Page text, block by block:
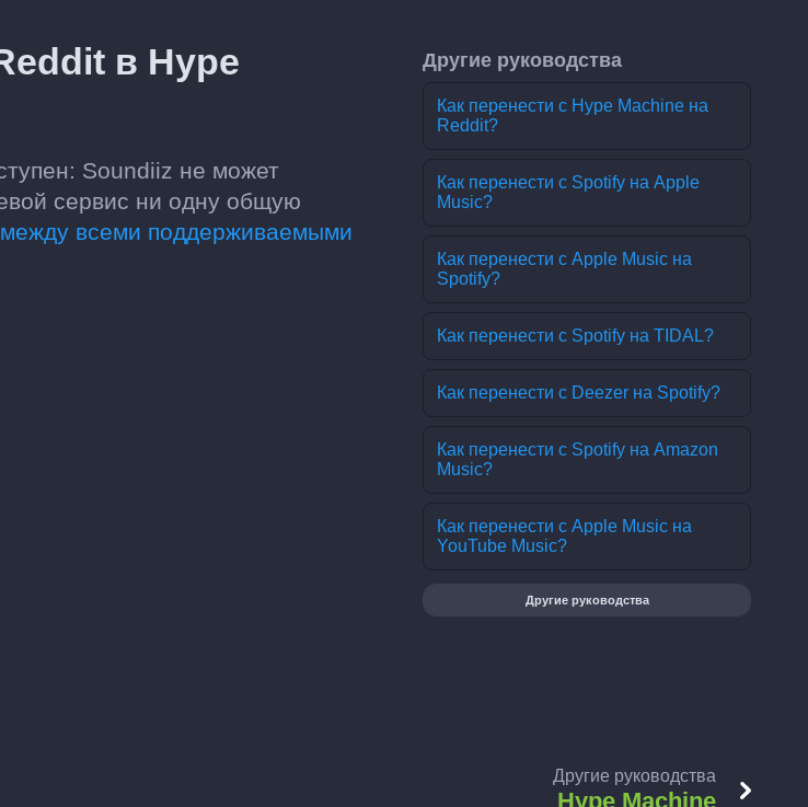
в Hype
Soundiiz не может
сервис ни одну общую
всеми поддерживаемыми
Другие руководства
Как перенести с Hype Machine на
Reddit?
Как перенести с Spotify на Apple
Music?
Как перенести с Apple Music на
Spotify?
Как перенести с Spotify на TIDAL?
Как перенести с Deezer на Spotify?
Как перенести с Spotify на Amazon
Music?
Как перенести с Apple Music на
YouTube Music?
Другие руководства
Другие руководства
Hype Machine